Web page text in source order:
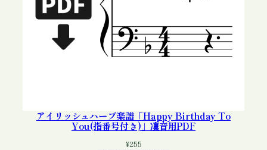
アイリッシュハープ楽譜「Happy Birthday To
You(指番号付き)」凜音用PDF
¥255